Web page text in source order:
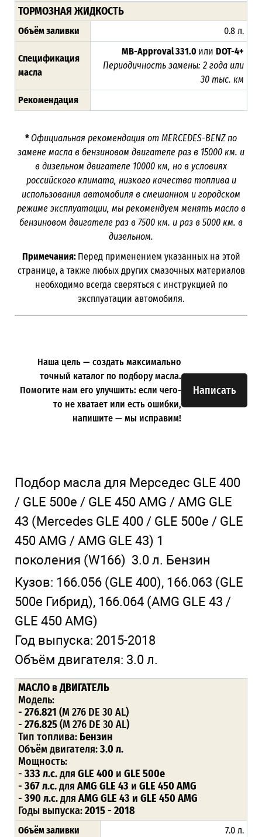
ТОРМОЗНАЯ ЖИДКОСТЬ
Объём заливки 0.8 л.
Спецификация
масла
MB-Approval 331.0 или DOT-4+
Периодичность замены: 2 года или
30 тыс. км
Рекомендация
*Официальная рекомендация от MERCEDES-BENZпо
замене масла в бензиновом двигателе раз в 15000 км. и
в дизельном двигателе 10000 км, но в условиях
российского климата, низкого качества топлива и
использования автомобиля в смешанном и городском
режиме эксплуатации, мы рекомендуем менять масло в
бензиновом двигателе раз в 7500 км. и раз в 5000 км. в
дизельном.
Примечания: Перед применением указанных на этой
странице, а также любых других смазочных материалов
необходимо всегда сверяться с инструкцией по
эксплуатации автомобиля.
Написать
Наша цель — создать максимально
точный каталог по подбору масла.
Помогите нам его улучшить: если чего-
то не хватает или есть ошибки,
напишите — мы исправим!
Подбор масла для Мерседес GLE 400
/ GLE 500e / GLE 450 AMG / AMG GLE
43 (Mercedes GLE 400 / GLE 500e / GLE
450 AMG / AMG GLE 43) 1
поколения (W166) 3.0 л. Бензин
Кузов: 166.056 (GLE 400), 166.063 (GLE
500e Гибрид), 166.064 (AMG GLE 43 /
GLE 450 AMG)
Год выпуска: 2015-2018
Объём двигателя: 3.0 л.
МАСЛО в ДВИГАТЕЛЬ
Модель:
- 276.821 (M 276 DE 30 AL)
- 276.825(M 276 DE 30 AL)
Тип топлива: Бензин
Объём двигателя:3.0 л.
Мощность:
- 333 л.с.для GLE 400 и GLE 500e
- 367 л.с.для AMG GLE 43 и GLE 450 AMG
- 390 л.с.для AMG GLE 43 и GLE 450 AMG
Годы выпуска:2015 - 2018
Объём заливки 7.0 л.